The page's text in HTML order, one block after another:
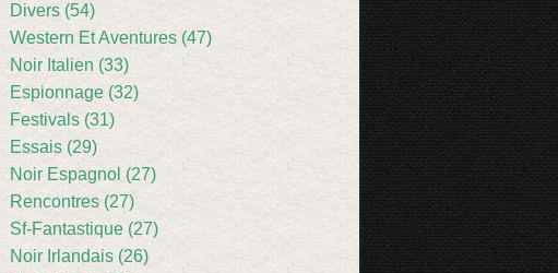
Divers (54)
Western Et Aventures (47)
Noir Italien (33)
Espionnage (32)
Festivals (31)
Essais (29)
Noir Espagnol (27)
Rencontres (27)
Sf-Fantastique (27)
Noir Irlandais (26)